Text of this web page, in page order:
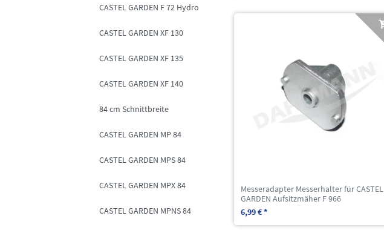
CASTEL GARDEN F 72 Hydro
CASTEL GARDEN XF 130
CASTEL GARDEN XF 135
CASTEL GARDEN XF 140
84 cm Schnittbreite
CASTEL GARDEN MP 84
CASTEL GARDEN MPS 84
CASTEL GARDEN MPX 84
CASTEL GARDEN MPNS 84
Messeradapter Messerhalter für CASTEL
GARDEN Aufsitzmäher F 966
6,99 € *